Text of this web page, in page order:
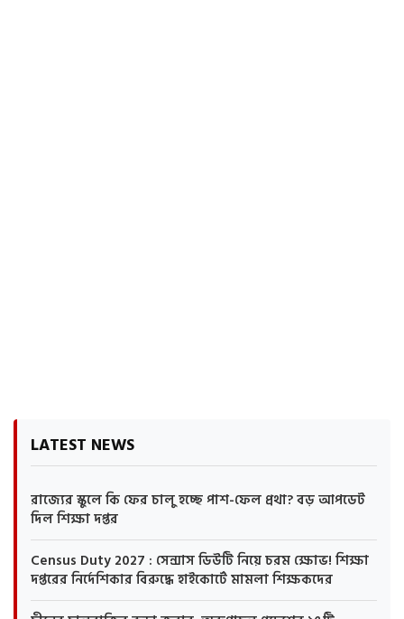
LATEST NEWS
রাজ্যের স্কুলে কি ফের চালু হচ্ছে পাশ-ফেল প্রথা? বড় আপডেট
দিল শিক্ষা দপ্তর
Census Duty 2027 : সেন্সাস ডিউটি নিয়ে চরম ক্ষোভ! শিক্ষা
দপ্তরের নির্দেশিকার বিরুদ্ধে হাইকোর্টে মামলা শিক্ষকদের